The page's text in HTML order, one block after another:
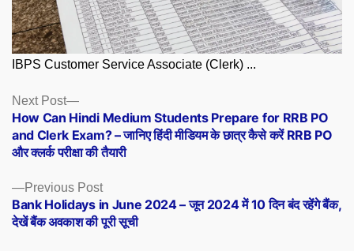
IBPS Customer Service Associate (Clerk) ...
Posts
navigation
Previous PostPrevious
post:
Bank Holidays in June 2024 – जून 2024 में 10 दिन बंद रहेंगे बैंक,
देखें बैंक अवकाश की पूरी सूची
Next Post
Next
post:
How Can Hindi Medium Students Prepare for RRB PO
and Clerk Exam? – जानिए हिंदी मीडियम के छात्र कैसे करें RRB PO
और क्लर्क परीक्षा की तैयारी